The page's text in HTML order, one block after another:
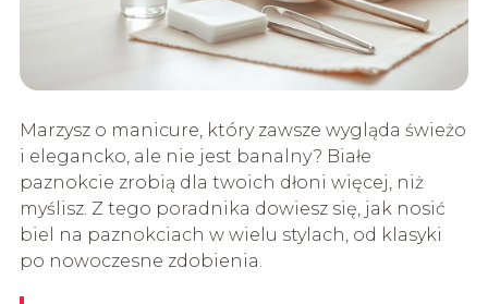
Marzysz o manicure, który zawsze wygląda świeżo
i elegancko, ale nie jest banalny? Białe
paznokcie zrobią dla twoich dłoni więcej, niż
myślisz. Z tego poradnika dowiesz się, jak nosić
biel na paznokciach w wielu stylach, od klasyki
po nowoczesne zdobienia.